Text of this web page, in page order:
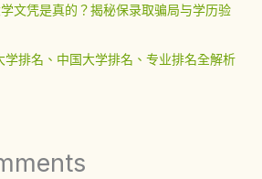
文凭是真的？揭秘保录取骗局与学历验
排名、中国大学排名、专业排名全解析